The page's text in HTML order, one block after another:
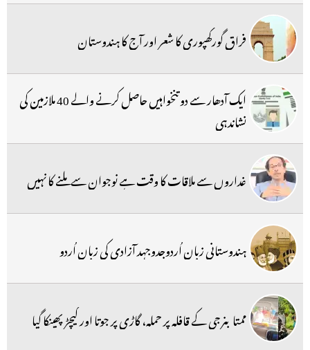
فراق گورکھپوری کا شعر اور آج کا ہندوستان
ایک آدھار سے دو تنخواہیں حاصل کرنے والے 40 ملازمین کی
نشاندہی
غداروں سے ملاقات کا وقت ہے نوجوان سے ملنے کا نہیں
ہندوستانی زبان اُردوجدوجہد آزادی کی زبان اُردو
ممتا بنرجی کے قافلہ پر حملہ، گاڑی پر جوتا اور کیچڑ پھینکا گیا